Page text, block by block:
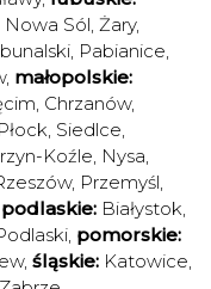
Nowa Sól, Żary,
, Pabianice,
, małopolskie:
, Chrzanów,
Płock, Siedlce,
Koźle, Nysa,
, Przemyśl,
podlaskie: Białystok,
, pomorskie:
, śląskie: Katowice,